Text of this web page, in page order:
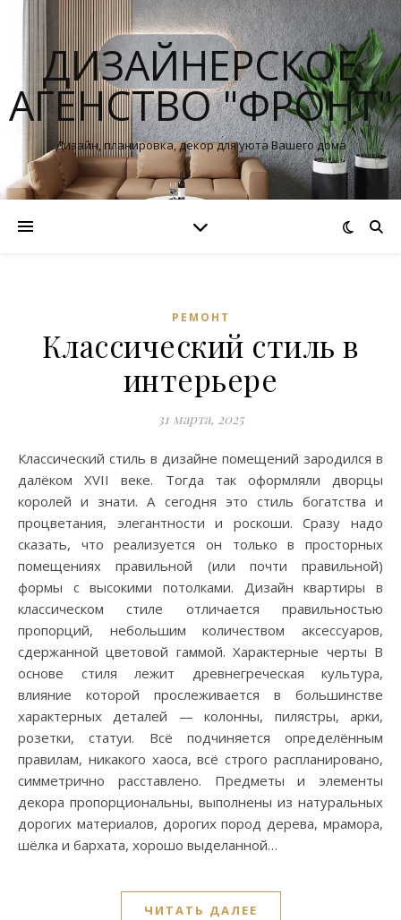
ДИЗАЙНЕРСКОЕ
АГЕНСТВО "ФРОНТ"
Дизайн, планировка, декор для уюта Вашего дома
РЕМОНТ
Классический стиль в
интерьере
31 марта, 2025
Классический стиль в дизайне помещений зародился в
далёком XVII веке. Тогда так оформляли дворцы
королей и знати. А сегодня это стиль богатства и
процветания, элегантности и роскоши. Сразу надо
сказать, что реализуется он только в просторных
помещениях правильной (или почти правильной)
формы с высокими потолками. Дизайн квартиры в
классическом стиле отличается правильностью
пропорций, небольшим количеством аксессуаров,
сдержанной цветовой гаммой. Характерные черты В
основе стиля лежит древнегреческая культура,
влияние которой прослеживается в большинстве
характерных деталей — колонны, пилястры, арки,
розетки, статуи. Всё подчиняется определённым
правилам, никакого хаоса, всё строго распланировано,
симметрично расставлено. Предметы и элементы
декора пропорциональны, выполнены из натуральных
дорогих материалов, дорогих пород дерева, мрамора,
шёлка и бархата, хорошо выделанной…
ЧИТАТЬ ДАЛЕЕ